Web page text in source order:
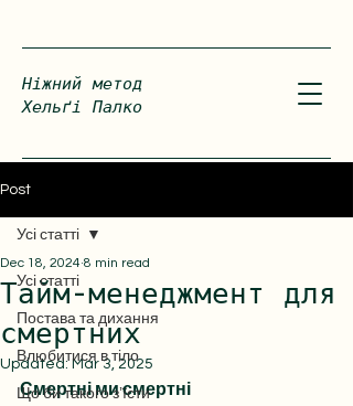
Ніжний метод
Хельґі Палко
Post
Усі статті
Постава та дихання
Влюбитися в тіло
Що би такого зʼїсти
Усі статті
Тайм-менеджмент для
смертних
Dec 18, 2024 8 min read
Updated: Mar 3, 2025
Смертні ми смертні